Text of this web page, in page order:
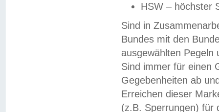
HSW – höchster
Sind in
Bundes mit den
ausgewählten
Sind immer für einen
Gegebenheiten ab
Erreichen dieser
(z.B. Sperrungen) für